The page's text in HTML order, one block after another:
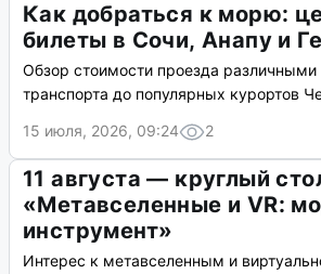
Как добраться к морю:
билеты в Сочи, Анапу и
Обзор стоимости проезда
транспорта до популярных курортов
15 июля, 2026, 09:24
2
11 августа — круглый
«Метавселенные и VR:
инструмент»
Интерес к метавселенным и